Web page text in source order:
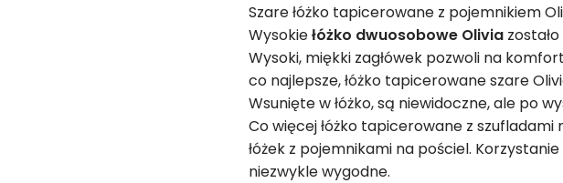
Szare łóżko tapicerowane z pojemnikiem
Wysokiełóżko dwuosobowe Olivia
Wysoki, miękki zagłówek pozwoli na
co najlepsze, łóżko tapicerowane szare
Wsunięte w łóżko, są niewidoczne, ale po
Co więcej łóżko tapicerowane z
łóżek z pojemnikami na pościel.
niezwykle wygodne.